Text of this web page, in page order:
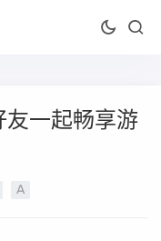
一起畅享游